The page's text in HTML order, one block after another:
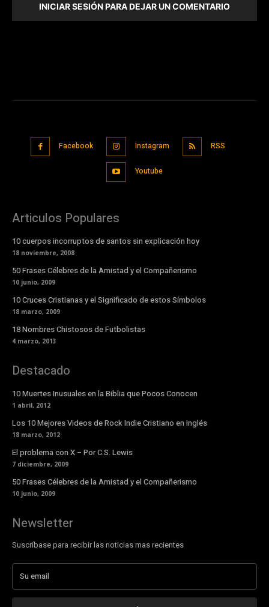
INICIAR SESIÓN PARA DEJAR UN COMENTARIO
Facebook Instagram RSS
Youtube
Articulos Populares
10 cuerpos incorruptos de santos sin explicación hoy
18 noviembre, 2008
50 Frases Célebres de la Amistad y el Compañerismo
10 junio, 2009
10 Cruces Cristianas y el Significado de estos Símbolos
18 marzo, 2009
18 Nombres Chistosos de Futbolistas
4 marzo, 2013
Destacado
10 Muertes Inusuales en la Biblia que Pocos Conocen
1 abril, 2012
Los 10 Mejores Videos de Rock Indie Cristiano en Inglés
18 marzo, 2012
El problema con X – Por C.S. Lewis
7 diciembre, 2009
50 Frases Célebres de la Amistad y el Compañerismo
10 junio, 2009
Newsletter
Suscríbase para recibir las noticias mas recientes